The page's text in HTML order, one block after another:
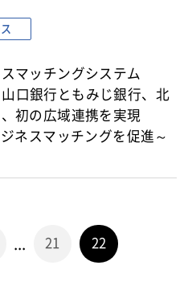
マッチングシステム
口銀行ともみじ銀行、北
初の広域連携を実現
ネスマッチングを促進～
... 21 22